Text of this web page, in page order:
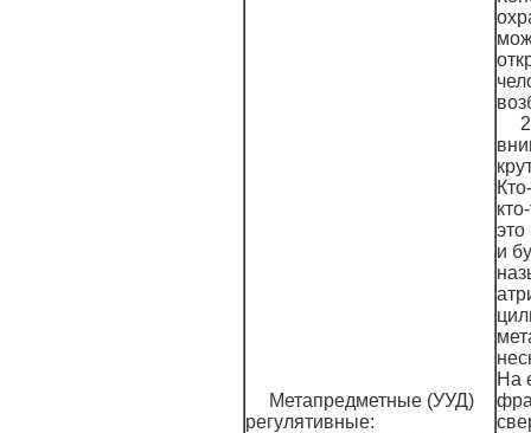
Метапредметные (УУД)
регулятивные:
и
На